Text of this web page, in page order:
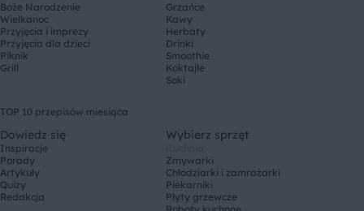
Boże Narodzenie
Wielkanoc
Przyjęcia i imprezy
Przyjęcia dla dzieci
Piknik
Grill
Grzańce
Kawy
Herbaty
Drinki
Smoothie
Koktajle
Soki
TOP 10 przepisów miesiąca
Dowiedz się
Inspiracje
Porady
Artykuły
Quizy
Redakcja
Wybierz sprzęt
Zmywarki
Chłodziarki i zamrażarki
Piekarniki
Płyty grzewcze